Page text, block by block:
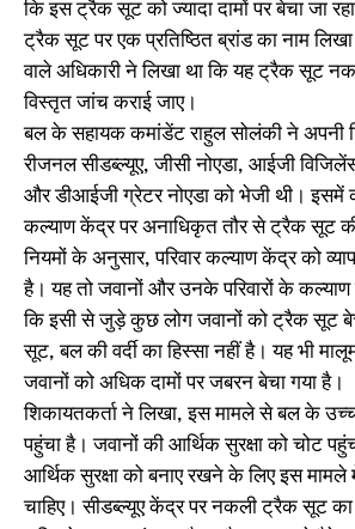
कि इस ट्रैक सूट को ज्यादा दामों पर बेचा जा
ट्रैक सूट पर एक प्रतिष्ठित ब्रांड का नाम
वाले अधिकारी ने लिखा था कि यह ट्रैक सूट
विस्तृत जांच कराई जाए।
बल के सहायक कमांडेंट राहुल सोलंकी ने अपनी
रीजनल सीडब्ल्यूए, जीसी नोएडा, आईजी
और डीआईजी ग्रेटर नोएडा को भेजी थी। इसमें
कल्याण केंद्र पर अनाधिकृत तौर से ट्रैक सूट की
नियमों के अनुसार, परिवार कल्याण केंद्र को
है। यह तो जवानों और उनके परिवारों के
कि इसी से जुड़े कुछ लोग जवानों को ट्रैक सूट
सूट, बल की वर्दी का हिस्सा नहीं है। यह भी
जवानों को अधिक दामों पर जबरन बेचा गया है।
शिकायतकर्ता ने लिखा, इस मामले से बल के
पहुंचा है। जवानों की आर्थिक सुरक्षा को चोट
आर्थिक सुरक्षा को बनाए रखने के लिए इस मामले
चाहिए। सीडब्ल्यूए केंद्र पर नकली ट्रैक सूट